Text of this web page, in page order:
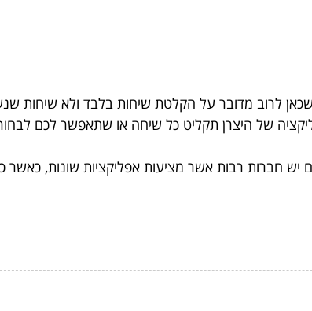
לרוב מדובר על הקלטת שיחות בלבד ולא שיחות
של היצרן תקליט כל שיחה או שתאפשר לכם
יש חברות רבות אשר מציעות אפליקציות שונות, כאשר